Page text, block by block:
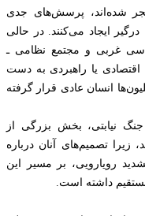
شده‌اند، پرسش‌های جدی
ایجاد می‌کنند. در حالی
غربی و مجتمع نظامی ـ
یا راهبردی به دست
انسان عادی قرار گرفته
جنگ نیابتی، بخش بزرگی از
زیرا تصمیم‌های آنان درباره
رویارویی، بر مسیر این
داشته است.